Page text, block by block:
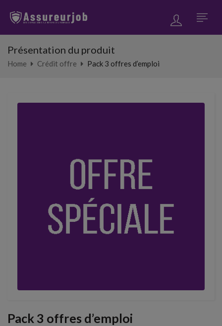
Présentation du produit
Home Crédit offre Pack 3 offres d’emploi
Pack 3 offres d’emploi